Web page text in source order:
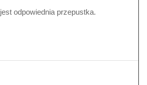
jest odpowiednia przepustka.